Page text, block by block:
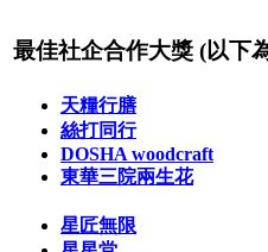
最佳社企合作大獎 (以下
天糧行膳
絲打同行
DOSHA woodcraft
東華三院兩生花
星匠無限